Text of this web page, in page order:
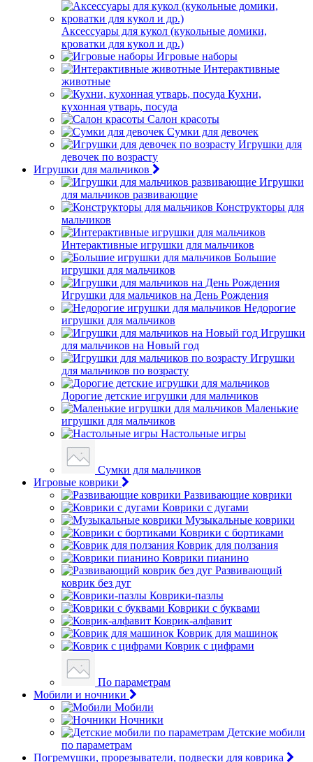
Аксессуары для кукол (кукольные домики,
кроватки для кукол и др.)
Игровые наборы
Интерактивные
животные
Кухни,
кухонная утварь, посуда
Салон красоты
Сумки для девочек
Игрушки для
девочек по возрасту
Игрушки для мальчиков
Игрушки
для мальчиков развивающие
Конструкторы для
мальчиков
Интерактивные игрушки для мальчиков
Большие
игрушки для мальчиков
Игрушки для мальчиков на День Рождения
Недорогие
игрушки для мальчиков
Игрушки
для мальчиков на Новый год
Игрушки
для мальчиков по возрасту
Дорогие детские игрушки для мальчиков
Маленькие
игрушки для мальчиков
Настольные игры
Сумки для мальчиков
Игровые коврики
Развивающие коврики
Коврики с дугами
Музыкальные коврики
Коврики с бортиками
Коврик для ползания
Коврики пианино
Развивающий
коврик без дуг
Коврики-пазлы
Коврики с буквами
Коврик-алфавит
Коврик для машинок
Коврик с цифрами
По параметрам
Мобили и ночники
Мобили
Ночники
Детские мобили
по параметрам
Погремушки, прорезыватели, подвески для коврика